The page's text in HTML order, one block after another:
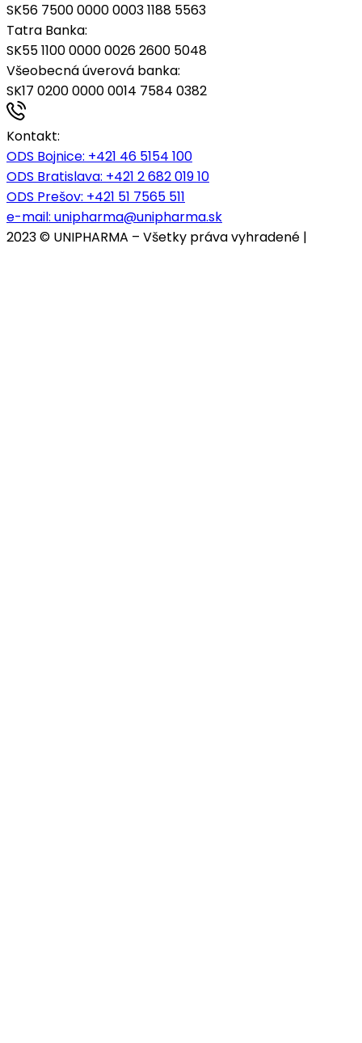
SK56 7500 0000 0003 1188 5563
Tatra Banka:
SK55 1100 0000 0026 2600 5048
Všeobecná úverová banka:
SK17 0200 0000 0014 7584 0382
Kontakt:
ODS Bojnice: +421 46 5154 100
ODS Bratislava: +421 2 682 019 10
ODS Prešov: +421 51 7565 511
e-mail: unipharma@unipharma.sk
2023 © UNIPHARMA – Všetky práva vyhradené |